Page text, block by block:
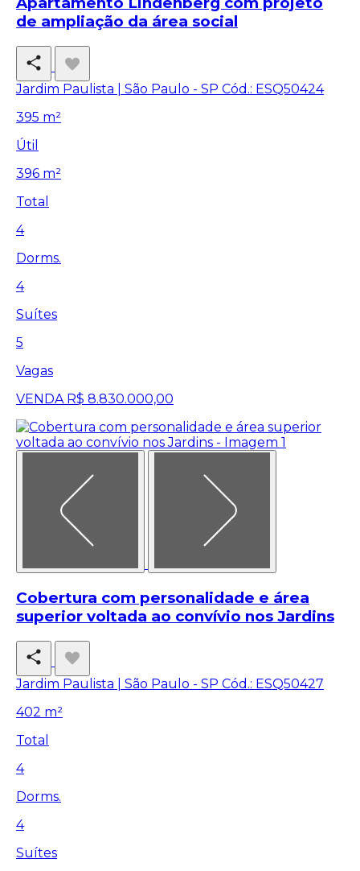
de ampliação da área social
Jardim Paulista | São Paulo - SP Cód.: ESQ50424
395 m²
Útil
396 m²
Total
4
Dorms.
4
Suítes
5
Vagas
VENDA R$ 8.830.000,00
Cobertura com personalidade e área
superior voltada ao convívio nos Jardins
Jardim Paulista | São Paulo - SP Cód.: ESQ50427
402 m²
Total
4
Dorms.
4
Suítes